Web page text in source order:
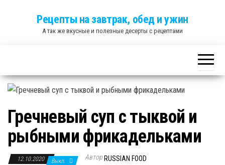
Рецепты на завтрак, обед и ужин
А так же вкусные и полезные десерты с рецептами
Гречневый суп с тыквой и
рыбными фрикадельками
12.10.2020 Выкл. Автор RUSSIAN FOOD